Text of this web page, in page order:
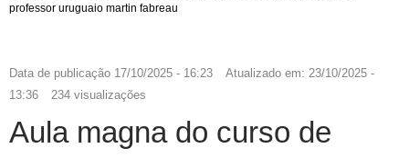
professor uruguaio martin fabreau
Data de publicação 17/10/2025 - 16:23 Atualizado em: 23/10/2025 -
13:36
234 visualizações
Aula magna do curso de